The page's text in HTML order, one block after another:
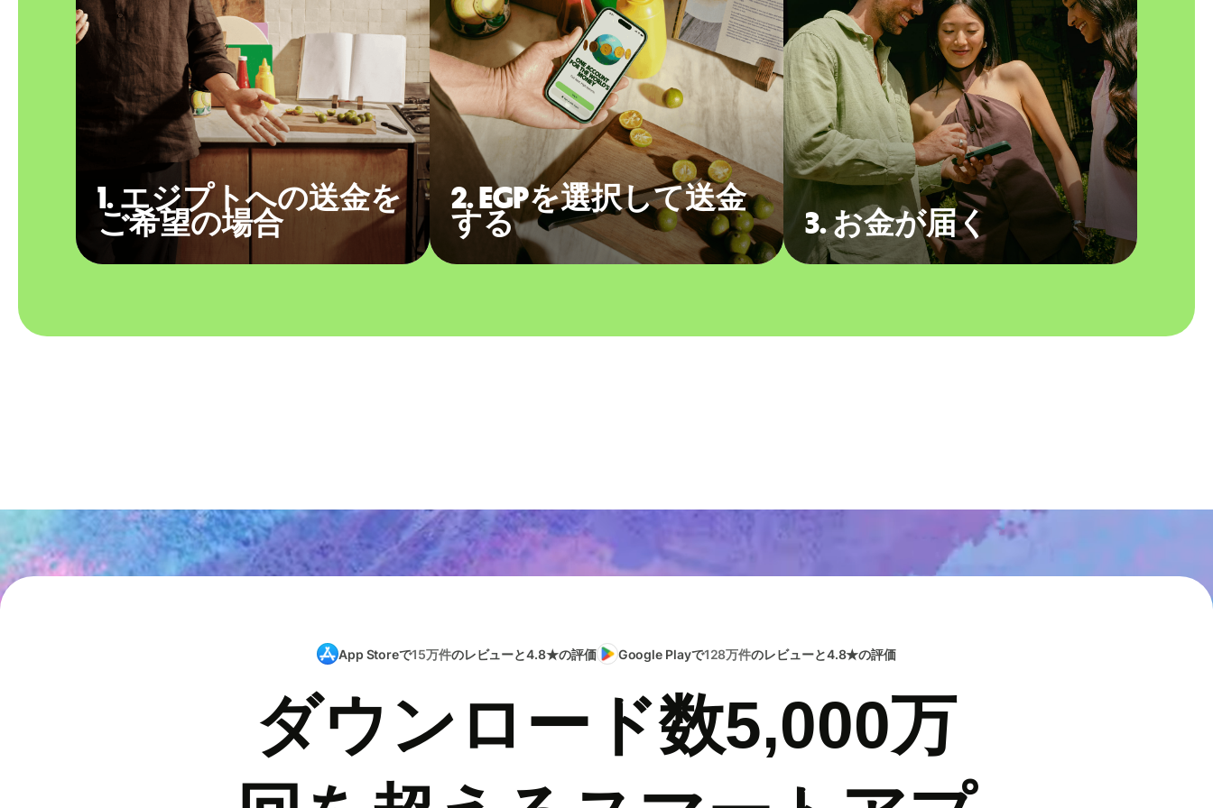
1. エジプトへの送金を
ご希望の場合
2. EGPを選択して送金
する
3. お金が届く
App Storeで15万件のレビューと4.8★の評価 Google Playで128万件のレビューと4.8★の評価
ダウンロード数5,000万